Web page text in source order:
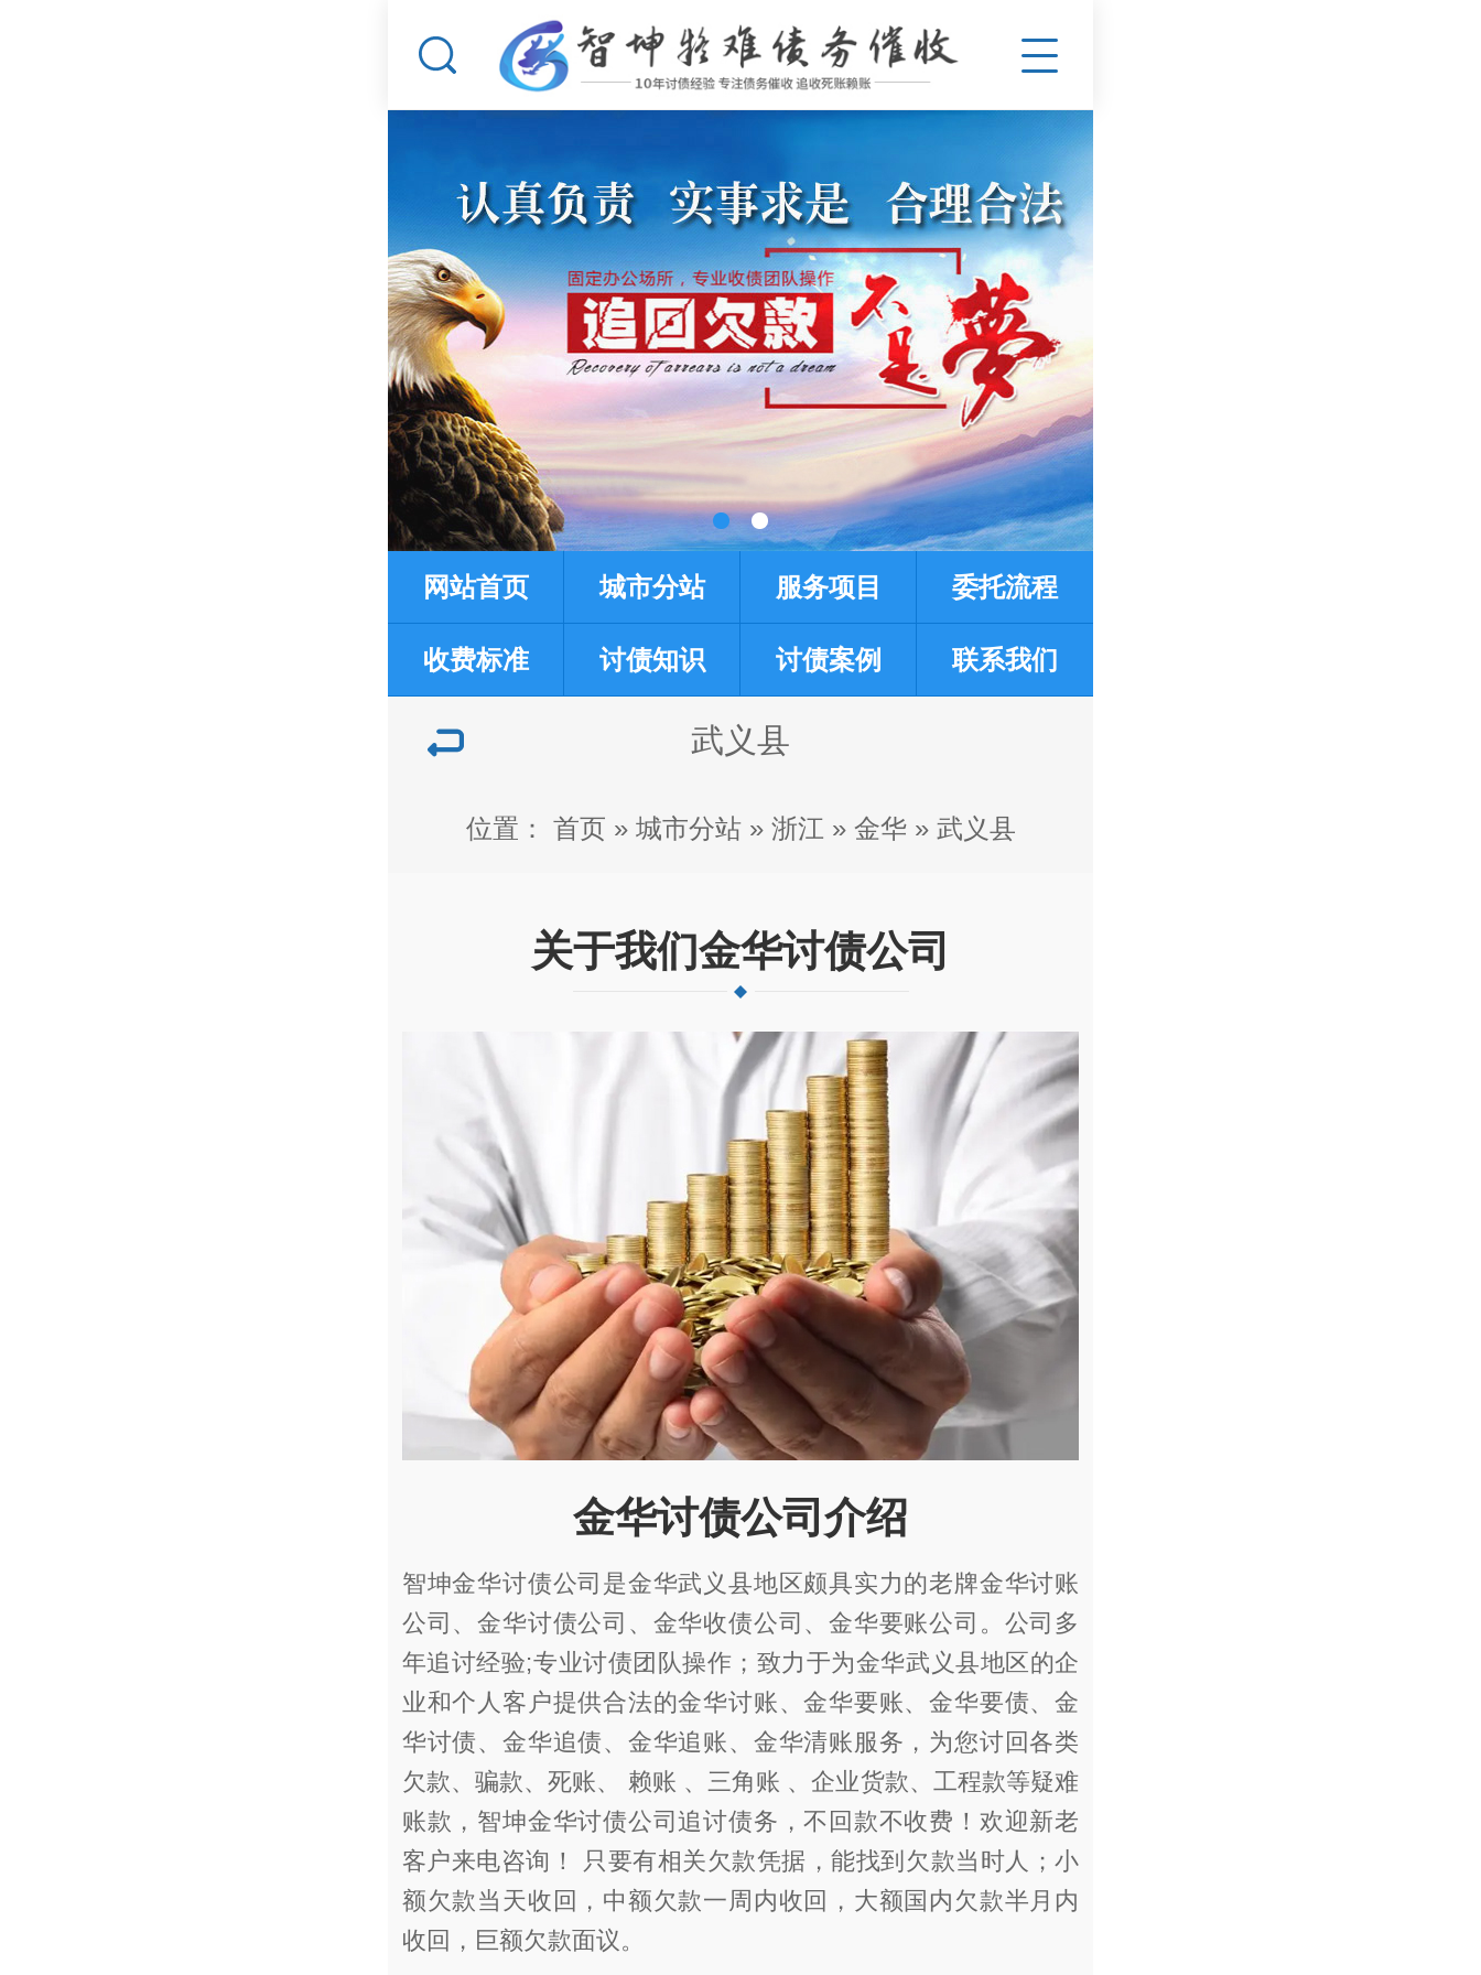
网站首页 城市分站 服务项目 委托流程
收费标准 讨债知识 讨债案例 联系我们
武义县
位置： 首页 » 城市分站» 浙江 » 金华» 武义县
关于我们金华讨债公司
金华讨债公司介绍
智坤金华讨债公司是金华武义县地区颇具实力的老牌金华讨账
公司、金华讨债公司、金华收债公司、金华要账公司。公司多
年追讨经验;专业讨债团队操作；致力于为金华武义县地区的企
业和个人客户提供合法的金华讨账、金华要账、金华要债、金
华讨债、金华追债、金华追账、金华清账服务，为您讨回各类
欠款、骗款、死账、 赖账 、三角账 、企业货款、工程款等疑难
账款，智坤金华讨债公司追讨债务，不回款不收费！欢迎新老
客户来电咨询！ 只要有相关欠款凭据，能找到欠款当时人；小
额欠款当天收回，中额欠款一周内收回，大额国内欠款半月内
收回，巨额欠款面议。